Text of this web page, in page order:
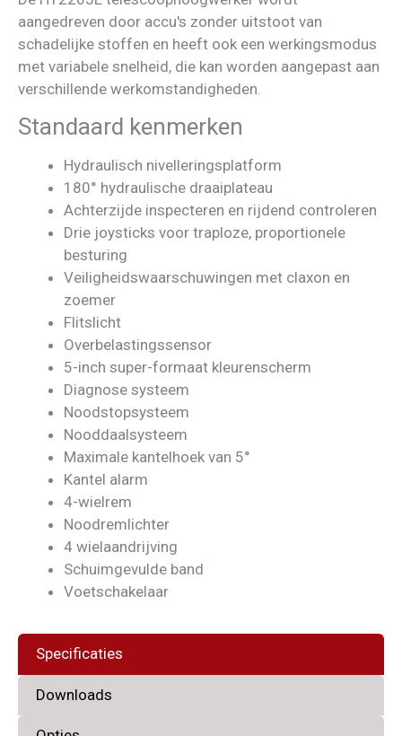
aangedreven door accu's zonder uitstoot van
schadelijke stoffen en heeft ook een werkingsmodus
met variabele snelheid, die kan worden aangepast aan
verschillende werkomstandigheden.
Standaard kenmerken
Hydraulisch nivelleringsplatform
180° hydraulische draaiplateau
Achterzijde inspecteren en rijdend controleren
Drie joysticks voor traploze, proportionele
besturing
Veiligheidswaarschuwingen met claxon en
zoemer
Flitslicht
Overbelastingssensor
5-inch super-formaat kleurenscherm
Diagnose systeem
Noodstopsysteem
Nooddaalsysteem
Maximale kantelhoek van 5°
Kantel alarm
4-wielrem
Noodremlichter
4 wielaandrijving
Schuimgevulde band
Voetschakelaar
Specificaties
Downloads